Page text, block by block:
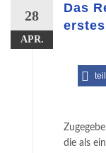
28
APR.
Das
die als